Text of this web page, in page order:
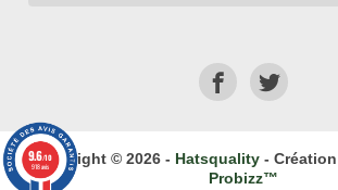
Copyright © 2026 - Hatsquality- Création
Probizz™
9.6/10
918 avis